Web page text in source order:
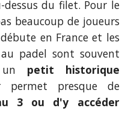
du filet. Pour le
beaucoup de joueurs
en France et les
padel sont souvent
un petit historique
presque de
3 ou d'y accéder